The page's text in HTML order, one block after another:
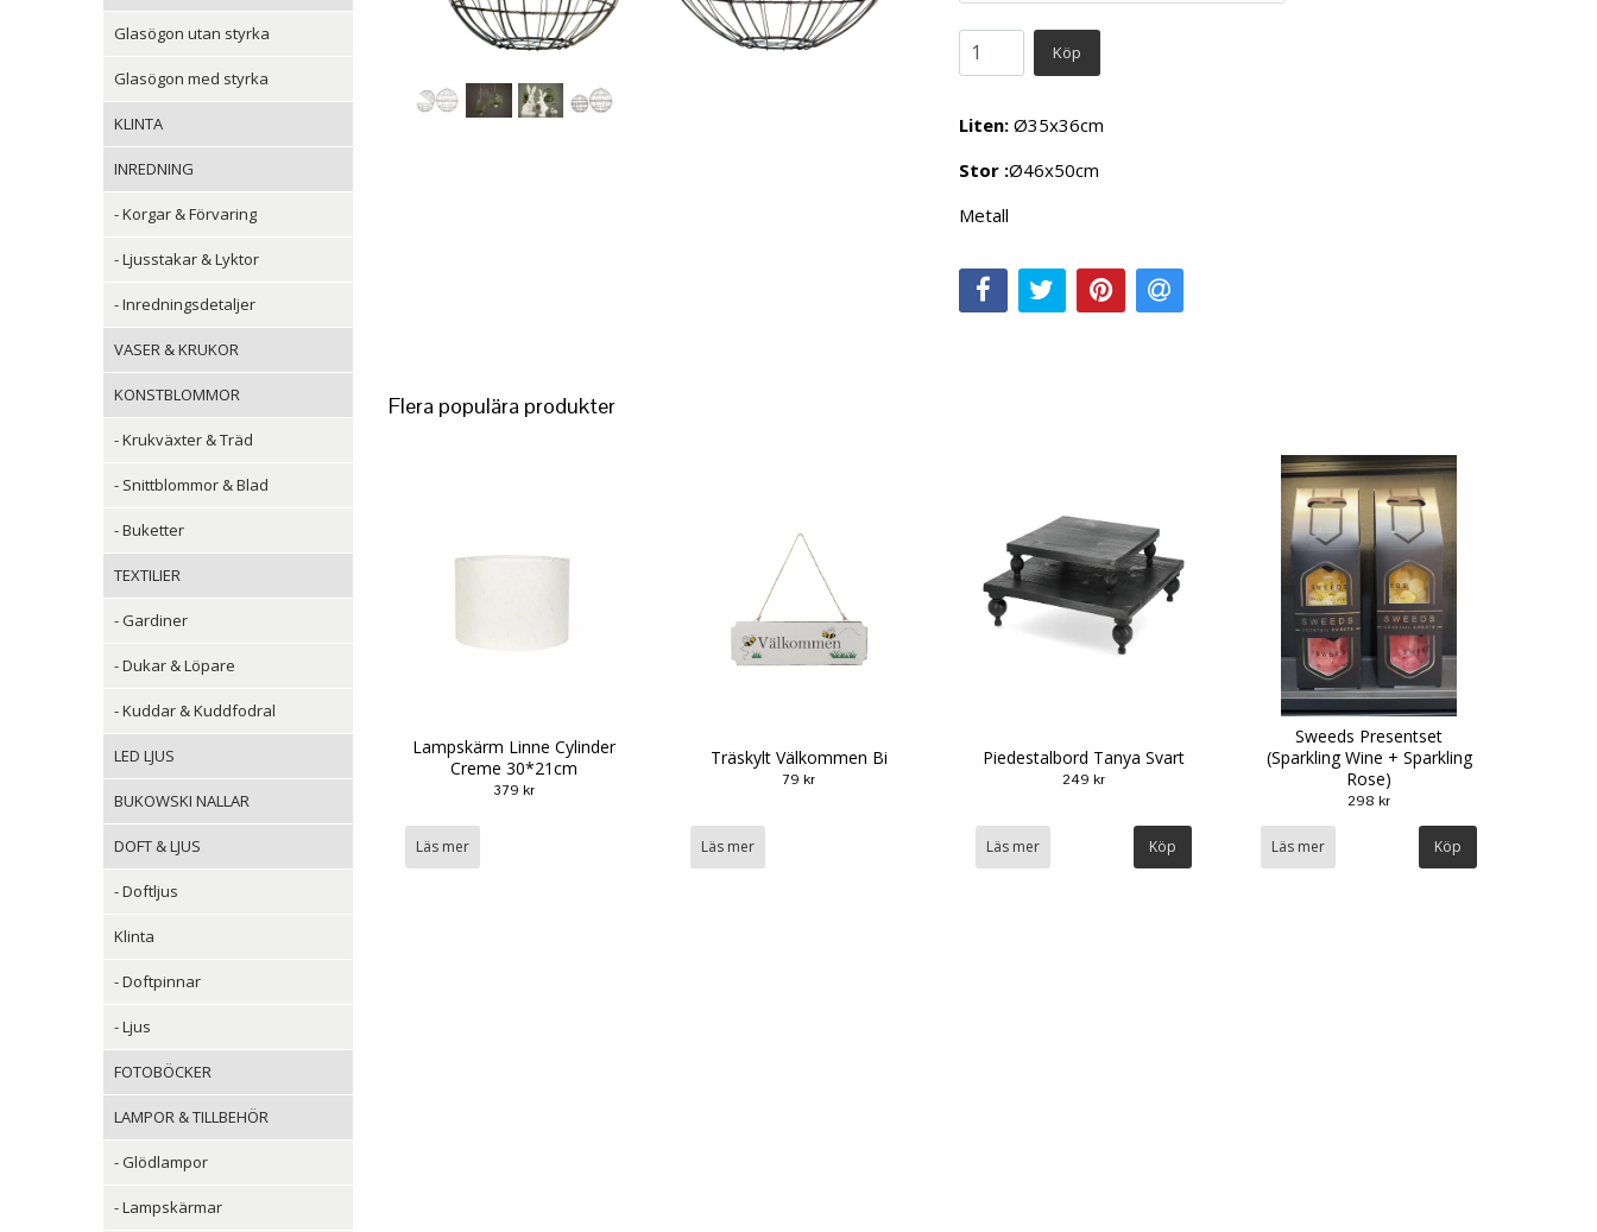
Glasögon utan styrka
Glasögon med styrka
KLINTA
INREDNING
- Korgar & Förvaring
- Ljusstakar & Lyktor
- Inredningsdetaljer
VASER & KRUKOR
KONSTBLOMMOR
- Krukväxter & Träd
- Snittblommor & Blad
- Buketter
TEXTILIER
- Gardiner
- Dukar & Löpare
- Kuddar & Kuddfodral
LED LJUS
BUKOWSKI NALLAR
DOFT & LJUS
- Doftljus
Klinta
- Doftpinnar
- Ljus
FOTOBÖCKER
LAMPOR & TILLBEHÖR
- Glödlampor
- Lampskärmar
Köp
Liten: Ø35x36cm
Stor :Ø46x50cm
Metall
Flera populära produkter
Lampskärm Linne Cylinder
Creme 30*21cm
379 kr
Läs mer
Träskylt Välkommen Bi
79 kr
Läs mer
Piedestalbord Tanya Svart
249 kr
Läs mer Köp
Sweeds Presentset
(Sparkling Wine + Sparkling
Rose)
298 kr
Läs mer